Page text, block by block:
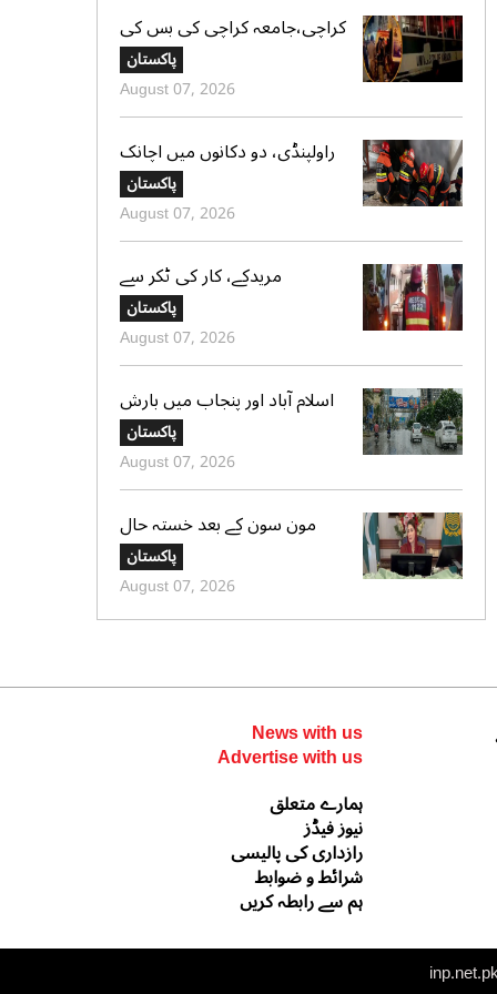
کراچی،جامعہ کراچی کی بس کی
ٹکر سے موٹر سائیکل سوار لڑکی
جاں بحق،ڈرائیور گرفتار
پاکستان
August 07, 2026
راولپنڈی، دو دکانوں میں اچانک
آگ بھڑک اٹھی، ریسکیو کی
بروقت کارروائی، بڑا نقصان ٹل
گیا
پاکستان
August 07, 2026
مریدکے، کار کی ٹکر سے
موٹرسائیکل سوار 2 دوست جاں
بحق، بچہ شدید زخمی
پاکستان
August 07, 2026
اسلام آباد اور پنجاب میں بارش
کی پیشگوئی، کراچی میں بوندا
باندی کا امکان
پاکستان
August 07, 2026
مون سون کے بعد خستہ حال
عمارتوں کا سروے کرایا جائے،
وزیراعلی پنجاب کی ہدایت
پاکستان
August 07, 2026
News with us
Advertise with us
ہمارے متعلق
نیوز فیڈز
رازداری کی پالیسی
شرائط و ضوابط
ہم سے رابطہ کریں